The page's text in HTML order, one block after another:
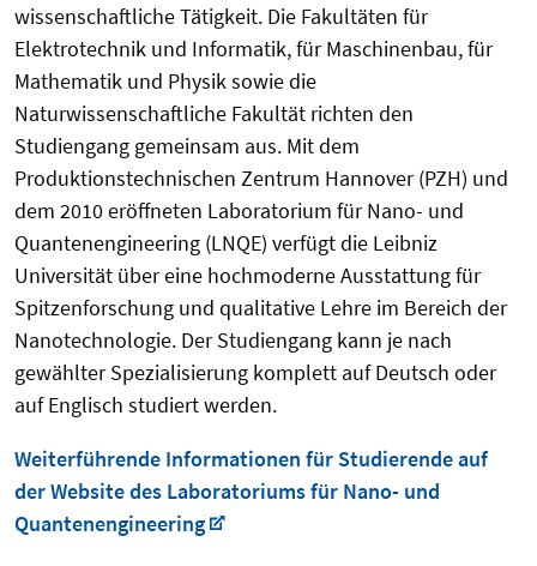
wissenschaftliche Tätigkeit. Die Fakultäten für
Elektrotechnik und Informatik, für Maschinenbau, für
Mathematik und Physik sowie die
Naturwissenschaftliche Fakultät richten den
Studiengang gemeinsam aus. Mit dem
Produktionstechnischen Zentrum Hannover (PZH) und
dem 2010 eröffneten Laboratorium für Nano- und
Quantenengineering (LNQE) verfügt die Leibniz
Universität über eine hochmoderne Ausstattung für
Spitzenforschung und qualitative Lehre im Bereich der
Nanotechnologie. Der Studiengang kann je nach
gewählter Spezialisierung komplett auf Deutsch oder
auf Englisch studiert werden.
Weiterführende Informationen für Studierende auf
der Website des Laboratoriums für Nano- und
Quantenengineering